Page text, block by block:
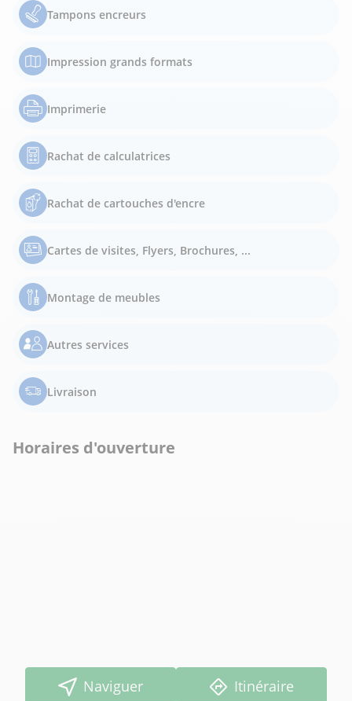
Tampons encreurs
Impression grands formats
Imprimerie
Rachat de calculatrices
Rachat de cartouches d'encre
Cartes de visites, Flyers, Brochures, ...
Montage de meubles
Autres services
Livraison
Horaires d'ouverture
Naviguer Itinéraire